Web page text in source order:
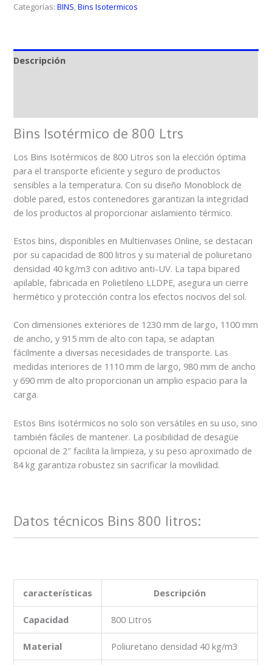
Categorías:BINS,Bins Isotermicos
Descripción
Bins Isotérmico de 800 Ltrs
Los Bins Isotérmicos de 800 Litros son la elección óptima
para el transporte eficiente y seguro de productos
sensibles a la temperatura. Con su diseño Monoblock de
doble pared, estos contenedores garantizan la integridad
de los productos al proporcionar aislamiento térmico.
Estos bins, disponibles en Multienvases Online, se destacan
por su capacidad de 800 litros y su material de poliuretano
densidad 40 kg/m3 con aditivo anti-UV. La tapa bipared
apilable, fabricada en Polietileno LLDPE, asegura un cierre
hermético y protección contra los efectos nocivos del sol.
Con dimensiones exteriores de 1230 mm de largo, 1100 mm
de ancho, y 915 mm de alto con tapa, se adaptan
fácilmente a diversas necesidades de transporte. Las
medidas interiores de 1110 mm de largo, 980 mm de ancho
y 690 mm de alto proporcionan un amplio espacio para la
carga.
Estos Bins Isotérmicos no solo son versátiles en su uso, sino
también fáciles de mantener. La posibilidad de desagüe
opcional de 2″ facilita la limpieza, y su peso aproximado de
84 kg garantiza robustez sin sacrificar la movilidad.
Datos técnicos Bins 800 litros:
características Descripción
Capacidad 800 Litros
Material Poliuretano densidad 40 kg/m3